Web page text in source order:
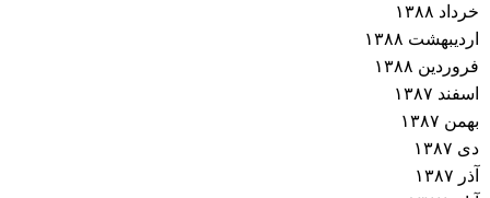
خرداد ۱۳۸۸
اردیبهشت ۱۳۸۸
فروردین ۱۳۸۸
اسفند ۱۳۸۷
بهمن ۱۳۸۷
دی ۱۳۸۷
آذر ۱۳۸۷